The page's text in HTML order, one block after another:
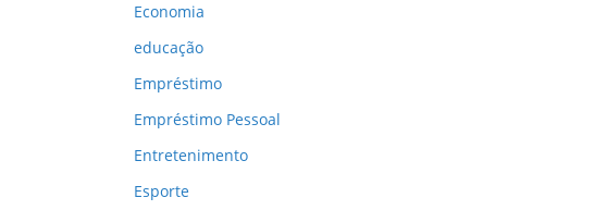
Economia
educação
Empréstimo
Empréstimo Pessoal
Entretenimento
Esporte